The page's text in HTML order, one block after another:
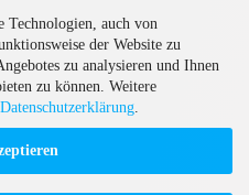
Technologien, auch von
der Website zu
zu analysieren und Ihnen
zu können. Weitere
Datenschutzerklärung